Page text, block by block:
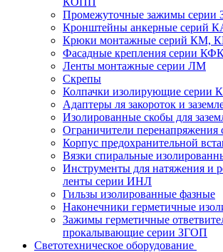
Промежуточные зажимы серии
Кронштейны анкерные серий
Крюки монтажные серий КМ,
Фасадные крепления серии
Ленты монтажные серии ЛМ
Скрепы
Колпачки изолирующие серии
Адаптеры ля закороток и
Изолированные скобы для
Ограничители
Корпус предохранительной
Вязки спиральные
Инструменты для натяжения и
ленты серии ИНЛ
Гильзы изолированные фазные
Наконечники герметичные
Зажимы герметичные
прокалывающие серии ЗГОП
Светотехническое оборудование